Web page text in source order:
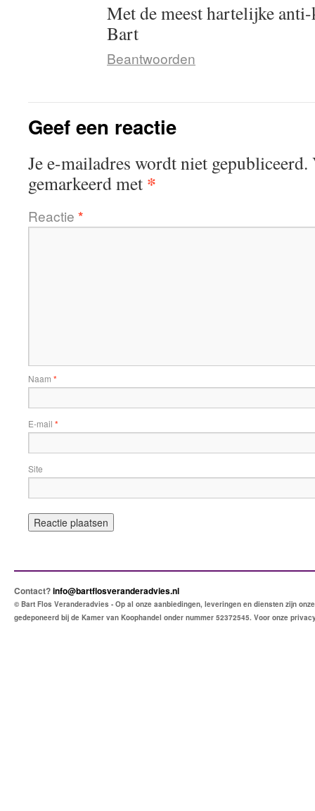
Met de meest hartelijke
Bart
Beantwoorden
Geef een reactie
Je e-mailadres wordt niet gepubliceerd.
gemarkeerd met *
Reactie *
Naam *
E-mail *
Site
Contact?info@bartflosveranderadvies.nl
© Bart Flos Veranderadvies - Op al onze aanbiedingen, leveringen en diensten zijn
gedeponeerd bij de Kamer van Koophandel onder nummer 52372545. Voor onze